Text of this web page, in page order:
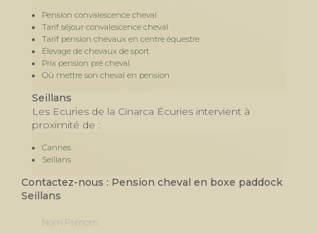
Pension convalescence cheval
Tarif séjour convalescence cheval
Tarif pension chevaux en centre équestre
Élevage de chevaux de sport
Prix pension pré cheval
Où mettre son cheval en pension
Seillans
Les Ecuries de la Cinarca Écuries intervient à
proximité de :
Cannes
Seillans
Contactez-nous : Pension cheval en boxe paddock
Seillans